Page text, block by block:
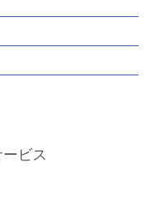
ビス